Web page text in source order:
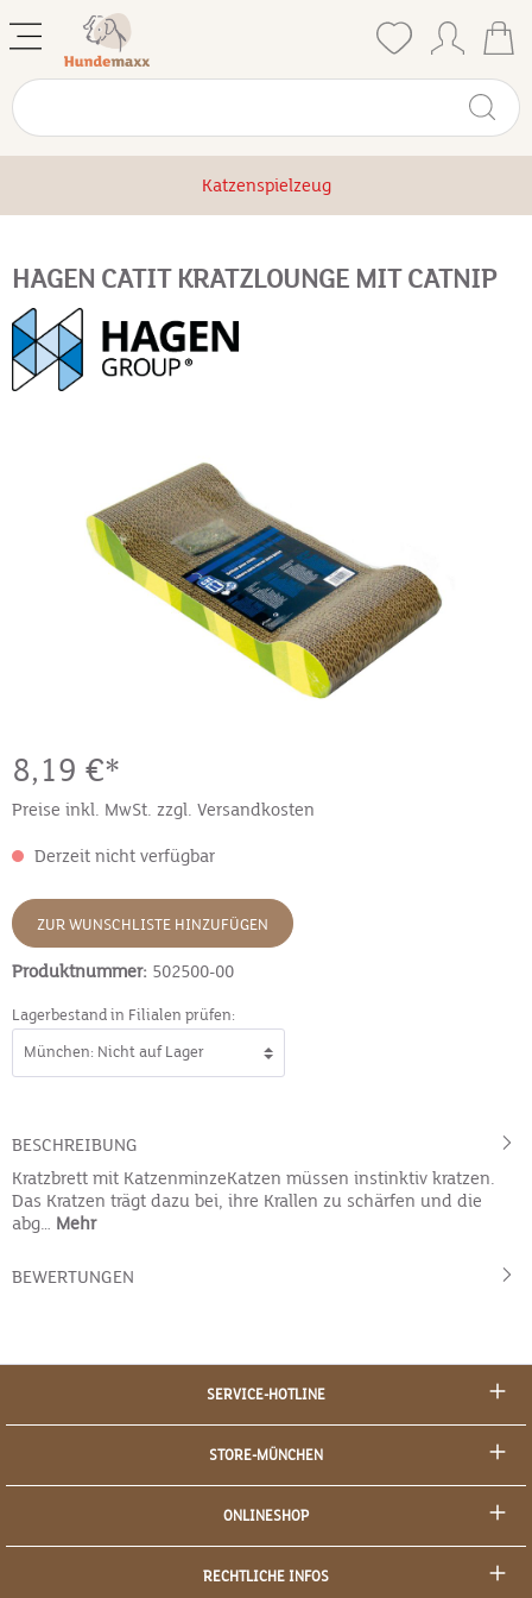
Katzenspielzeug
HAGEN CATIT KRATZLOUNGE MIT CATNIP
8,19 €*
Preise inkl. MwSt. zzgl. Versandkosten
Derzeit nicht verfügbar
ZUR WUNSCHLISTE HINZUFÜGEN
Produktnummer: 502500-00
Lagerbestand in Filialen prüfen:
BESCHREIBUNG
Kratzbrett mit KatzenminzeKatzen müssen instinktiv kratzen.
Das Kratzen trägt dazu bei, ihre Krallen zu schärfen und die
abg… Mehr
BEWERTUNGEN
SERVICE-HOTLINE
STORE-MÜNCHEN
ONLINESHOP
RECHTLICHE INFOS